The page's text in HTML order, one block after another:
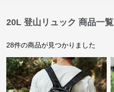
20L 登山リュック 商品一覧
28件の商品が見つかりました